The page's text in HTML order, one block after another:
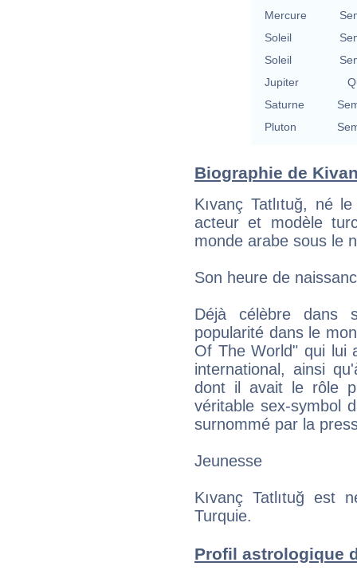
Mercure
Soleil
Soleil
Jupiter
Saturne
Pluton
Biographie de
Kıvanç Tatlıtuğ, né
acteur et modèle
monde arabe sous le
Son heure de
Déjà célèbre dans
popularité dans le
Of The World" qui lui
international, ainsi
dont il avait le rôle
véritable sex-symbol
surnommé par la
Jeunesse
Kıvanç Tatlıtuğ est
Turquie.
Profil astrologique